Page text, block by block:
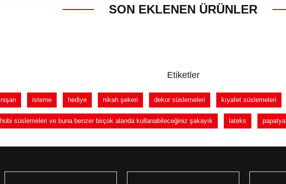
SON EKLENEN ÜRÜNLER
Etiketler
nişan isteme hediye nikah şekeri dekor süslemeleri kıyafet süslemeleri
hobi süslemeleri ve buna benzer birçok alanda kullanabileceğiniz şakayık lateks papatya